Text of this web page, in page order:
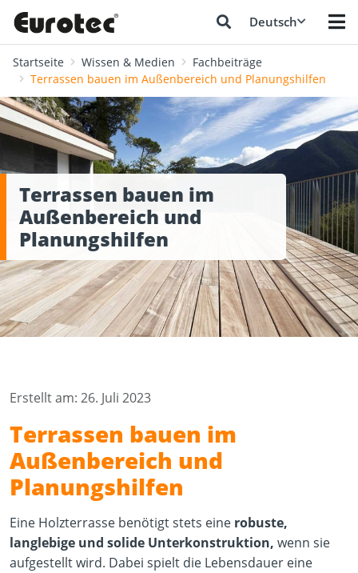
Deutsch
Startseite Wissen & Medien
Fachbeiträge
Terrassen bauen im Außenbereich und Planungshilfen
Terrassen bauen im
Außenbereich und
Planungshilfen
Erstellt am: 26. Juli 2023
Terrassen bauen im
Außenbereich und
Planungshilfen
Eine Holzterrasse benötigt stets eine robuste,
langlebige und solide Unterkonstruktion, wenn sie
aufgestellt wird. Dabei spielt die Lebensdauer eine